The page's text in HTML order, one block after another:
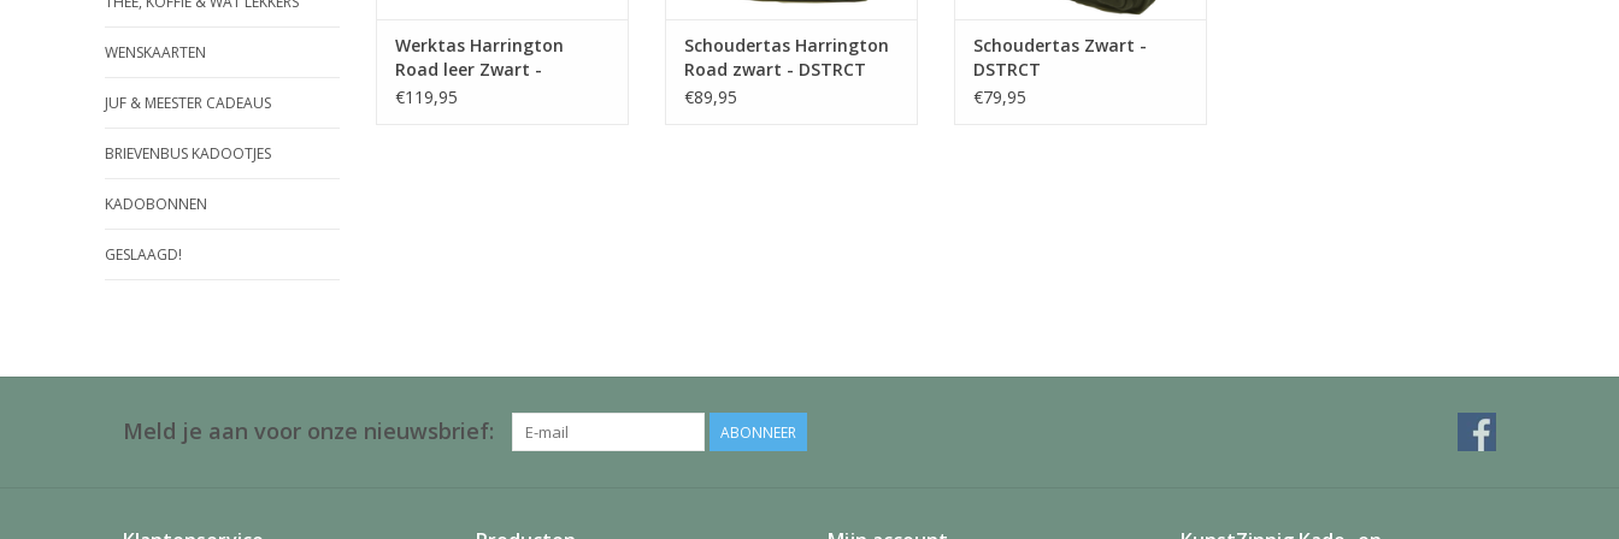
WENSKAARTEN
JUF & MEESTER CADEAUS
BRIEVENBUS KADOOTJES
KADOBONNEN
GESLAAGD!
Werktas Harrington
Road leer Zwart -
DSTRCT
€119,95
Schoudertas Harrington
Road zwart - DSTRCT
€89,95
Schoudertas Zwart -
DSTRCT
€79,95
Meld je aan voor onze nieuwsbrief: ABONNEER